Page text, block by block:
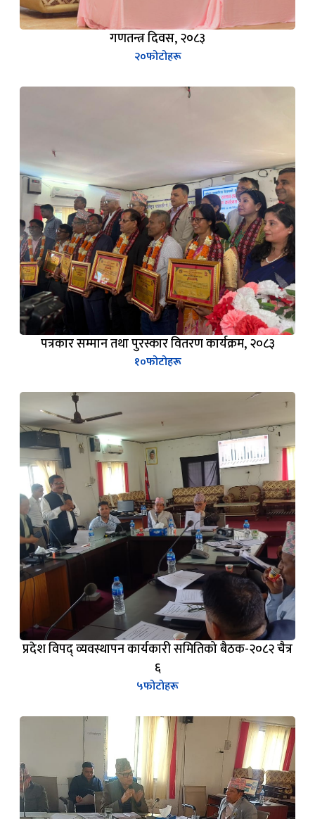
फोटोहरू
पत्रकार सम्मान तथा पुरस्कार वितरण कार्यक्रम, २०८३
१० फोटोहरू
प्रदेश विपद् व्यवस्थापन कार्यकारी समितिको बैठक-२०८२ चैत्र
६
५फोटोहरू